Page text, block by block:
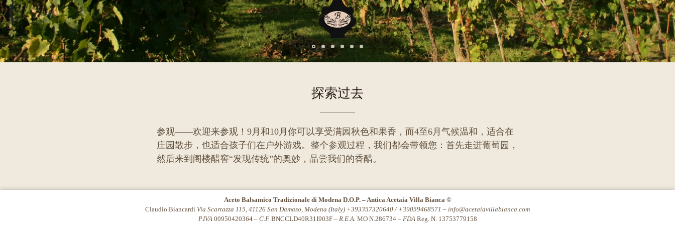
A
探索过去
参观——欢迎来参观！9月和10月你可以享受满园秋色和果香，而4至6月气候温和，适合在
庄园散步，也适合孩子们在户外游戏。整个参观过程，我们都会带领您：首先走进葡萄园，
然后来到阁楼醋窖“发现传统”的奥妙，品尝我们的香醋。
Aceto Balsamico Tradizionale di Modena D.O.P. – Antica Acetaia Villa Bianca ©
Claudio Biancardi Via Scartazza 115, 41126 San Damaso, Modena (Italy) +393357320640 / +39059468571 – info@acetaiavillabianca.com
P.IVA00950420364 – C.F. BNCCLD40R31I903F – R.E.A. MO N.286734 – FDAReg. N. 13753779158